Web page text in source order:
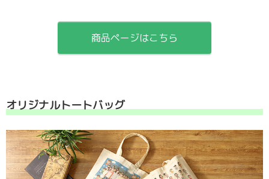
商品ページはこちら
オリジナルトートバッグ